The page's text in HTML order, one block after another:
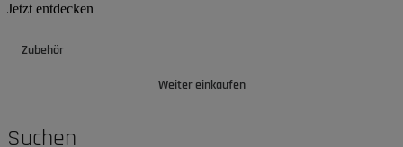
Jetzt entdecken
Zubehör
Weiter einkaufen
Suchen